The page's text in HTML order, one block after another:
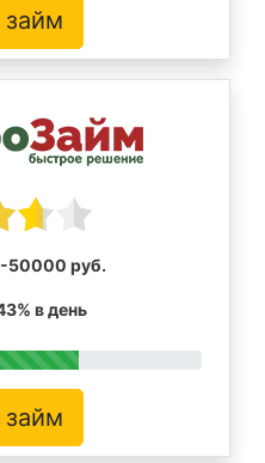
займ
50000 руб.
в день
займ